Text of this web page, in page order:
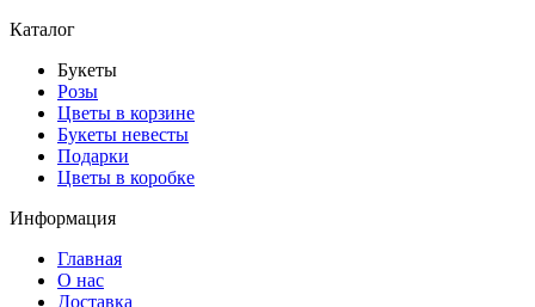
Каталог
Букеты
Розы
Цветы в корзине
Букеты невесты
Подарки
Цветы в коробке
Информация
Главная
О нас
Доставка